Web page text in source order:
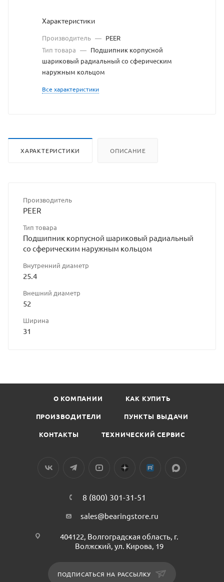
ссылке
https://
без
разрешения
владельца
Характеристики
Производитель — PEER
Тип товара — Подшипник корпусной
шариковый радиальный со сферическим
наружным кольцом
Все характеристики
ХАРАКТЕРИСТИКИ ОПИСАНИЕ
Производитель
PEER
Тип товара
Подшипник корпусной шариковый радиальный
со сферическим наружным кольцом
Внутренний диаметр
25.4
Внешний диаметр
52
Ширина
31
О КОМПАНИИ КАК КУПИТЬ
ПРОИЗВОДИТЕЛИ ПУНКТЫ ВЫДАЧИ
КОНТАКТЫ ТЕХНИЧЕСКИЙ СЕРВИС
8 (800) 301-31-51
sales@bearingstore.ru
404122, Волгоградская область, г.
Волжский, ул. Кирова, 19
ПОДПИСАТЬСЯ НА РАССЫЛКУ